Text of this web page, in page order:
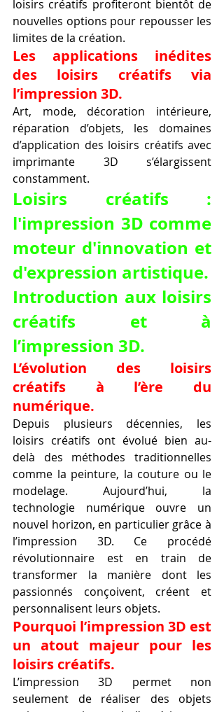
loisirs créatifs profiteront bientôt de
nouvelles options pour repousser les
limites de la création.
Les applications inédites
des loisirs créatifs via
l’impression 3D.
Art, mode, décoration intérieure,
réparation d’objets, les domaines
d’application des loisirs créatifs avec
imprimante 3D s’élargissent
constamment.
Loisirs créatifs :
l'impression 3D comme
moteur d'innovation et
d'expression artistique.
Introduction aux loisirs
créatifs et à
l’impression 3D.
L’évolution des loisirs
créatifs à l’ère du
numérique.
Depuis plusieurs décennies, les
loisirs créatifs ont évolué bien au-
delà des méthodes traditionnelles
comme la peinture, la couture ou le
modelage. Aujourd’hui, la
technologie numérique ouvre un
nouvel horizon, en particulier grâce à
l’impression 3D. Ce procédé
révolutionnaire est en train de
transformer la manière dont les
passionnés conçoivent, créent et
personnalisent leurs objets.
Pourquoi l’impression 3D est
un atout majeur pour les
loisirs créatifs.
L’impression 3D permet non
seulement de réaliser des objets